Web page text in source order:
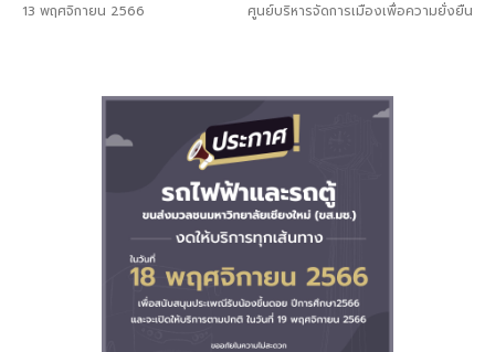
13 พฤศจิกายน 2566 ศูนย์บริหารจัดการเมืองเพื่อความยั่งยืน